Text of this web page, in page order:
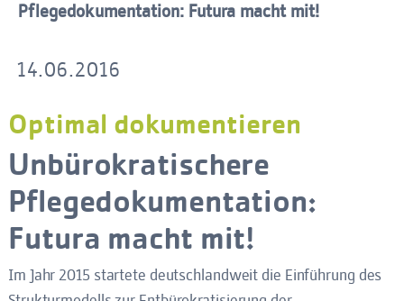
Pflegedokumentation: Futura macht mit!
14.06.2016
Optimal dokumentieren
Unbürokratischere
Pflegedokumentation:
Futura macht mit!
Im Jahr 2015 startete deutschlandweit die Einführung des